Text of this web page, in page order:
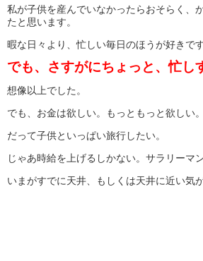
私が子供を産んでいなかったらおそらく、
たと思います。
暇な日々より、忙しい毎日のほうが好きです
でも、さすがにちょっと、忙し
想像以上でした。
でも、お金は欲しい。もっともっと欲しい。
だって子供といっぱい旅行したい。
じゃあ時給を上げるしかない。サラリーマ
いまがすでに天井、もしくは天井に近い気が